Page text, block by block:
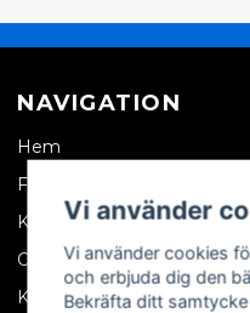
NAVIGATION
Hem
Företagskund
Kontakta oss
Om oss
Köpvillkor
Vi använder
Vi använder cookies
och erbjuda dig den
Bekräfta ditt